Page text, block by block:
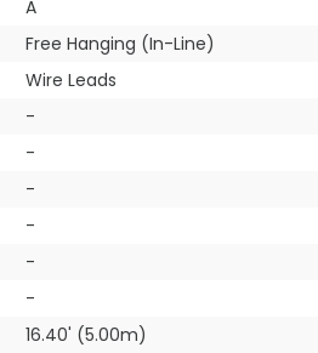
A
Free Hanging (In-Line)
Wire Leads
-
-
-
-
-
-
16.40' (5.00m)